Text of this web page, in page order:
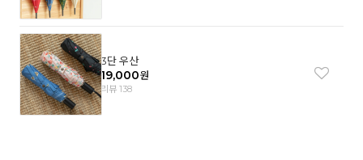
3단 우산
19,000원
리뷰 138